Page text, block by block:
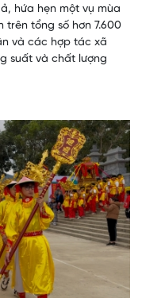
hứa hẹn một vụ mùa
trên tổng số hơn 7.600
và các hợp tác xã
suất và chất lượng